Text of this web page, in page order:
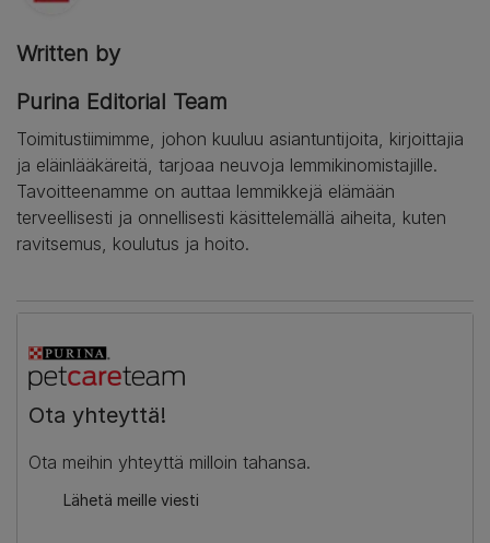
Written by
Purina Editorial Team
Toimitustiimimme, johon kuuluu asiantuntijoita, kirjoittajia
ja eläinlääkäreitä, tarjoaa neuvoja lemmikinomistajille.
Tavoitteenamme on auttaa lemmikkejä elämään
terveellisesti ja onnellisesti käsittelemällä aiheita, kuten
ravitsemus, koulutus ja hoito.
Ota yhteyttä!
Ota meihin yhteyttä milloin tahansa.
Lähetä meille viesti